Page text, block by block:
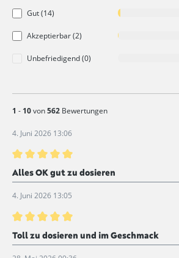
Gut (14)
Akzeptierbar (2)
Unbefriedigend (0)
1 - 10von562 Bewertungen
4. Juni 2026 13:06
Bewertung mit 5 von 5 Sternen
Alles OK gut zu dosieren
4. Juni 2026 13:05
Bewertung mit 5 von 5 Sternen
Toll zu dosieren und im Geschmack